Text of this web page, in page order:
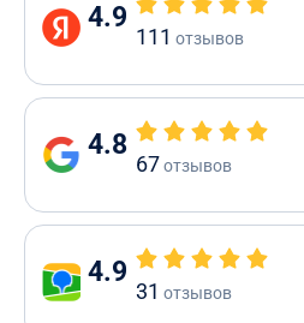
4.9
111 отзывов
4.8
67отзывов
4.9
31 отзывов